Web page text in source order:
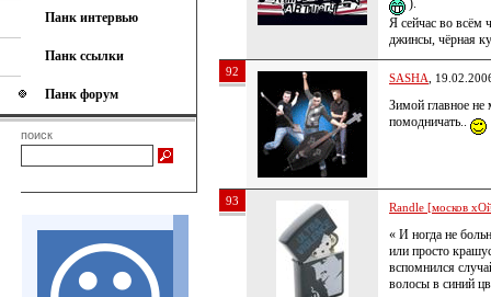
Панк интервью
Панк ссылки
Панк форум
поиск
Я сейчас во всём
джинсы, чёрная
92 SASHA ,
Зимой главное не
помодничать..
93 Randle [москов
« И ногда не
или просто
вспомнился
волосы в синий